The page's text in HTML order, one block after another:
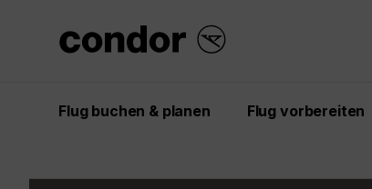
Flug buchen & planen Flug vorbereiten